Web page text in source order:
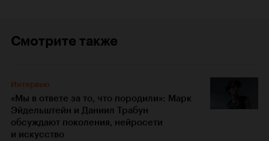
Смотрите также
Интервью
«Мы в ответе за то, что породили»: Марк
Эйдельштейн и Даниил Трабун
обсуждают поколения, нейросети
и искусство